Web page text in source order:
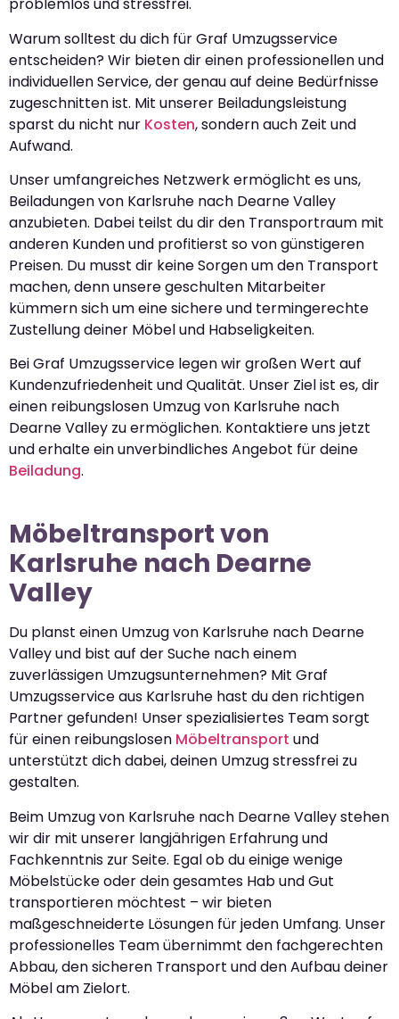
problemlos und stressfrei.
Warum solltest du dich für Graf Umzugsservice
entscheiden? Wir bieten dir einen professionellen und
individuellen Service, der genau auf deine Bedürfnisse
zugeschnitten ist. Mit unserer Beiladungsleistung
sparst du nicht nur Kosten, sondern auch Zeit und
Aufwand.
Unser umfangreiches Netzwerk ermöglicht es uns,
Beiladungen von Karlsruhe nach Dearne Valley
anzubieten. Dabei teilst du dir den Transportraum mit
anderen Kunden und profitierst so von günstigeren
Preisen. Du musst dir keine Sorgen um den Transport
machen, denn unsere geschulten Mitarbeiter
kümmern sich um eine sichere und termingerechte
Zustellung deiner Möbel und Habseligkeiten.
Bei Graf Umzugsservice legen wir großen Wert auf
Kundenzufriedenheit und Qualität. Unser Ziel ist es, dir
einen reibungslosen Umzug von Karlsruhe nach
Dearne Valley zu ermöglichen. Kontaktiere uns jetzt
und erhalte ein unverbindliches Angebot für deine
Beiladung.
Möbeltransport von
Karlsruhe nach Dearne
Valley
Du planst einen Umzug von Karlsruhe nach Dearne
Valley und bist auf der Suche nach einem
zuverlässigen Umzugsunternehmen? Mit Graf
Umzugsservice aus Karlsruhe hast du den richtigen
Partner gefunden! Unser spezialisiertes Team sorgt
für einen reibungslosen Möbeltransport und
unterstützt dich dabei, deinen Umzug stressfrei zu
gestalten.
Beim Umzug von Karlsruhe nach Dearne Valley stehen
wir dir mit unserer langjährigen Erfahrung und
Fachkenntnis zur Seite. Egal ob du einige wenige
Möbelstücke oder dein gesamtes Hab und Gut
transportieren möchtest – wir bieten
maßgeschneiderte Lösungen für jeden Umfang. Unser
professionelles Team übernimmt den fachgerechten
Abbau, den sicheren Transport und den Aufbau deiner
Möbel am Zielort.